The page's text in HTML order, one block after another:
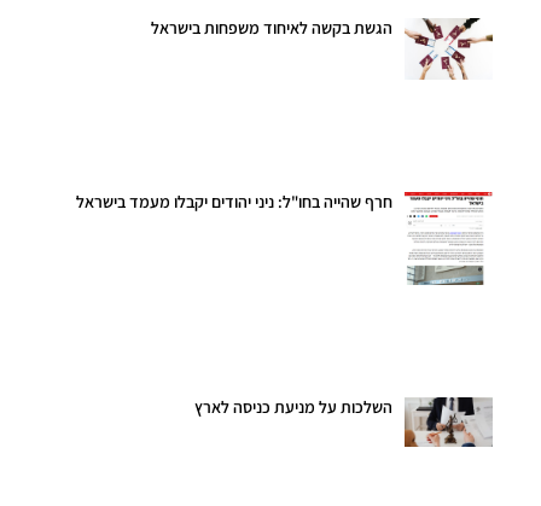
הגשת בקשה לאיחוד משפחות בישראל
חרף שהייה בחו"ל: ניני יהודים יקבלו מעמד בישראל
השלכות על מניעת כניסה לארץ